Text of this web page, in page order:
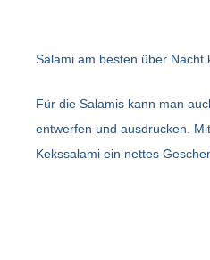
Salami am besten über Nacht
Für die Salamis kann man
entwerfen und ausdrucken.
Kekssalami ein nettes